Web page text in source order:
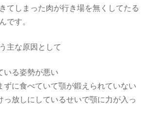
てしまった肉が行き場を無くしてたる
です。
主な原因として
いる姿勢が悪い
ずに食べていて顎が鍛えられていない
っ放しにしているせいで顎に力が入っ